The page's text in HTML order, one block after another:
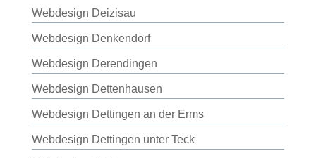
Webdesign Deizisau
Webdesign Denkendorf
Webdesign Derendingen
Webdesign Dettenhausen
Webdesign Dettingen an der Erms
Webdesign Dettingen unter Teck